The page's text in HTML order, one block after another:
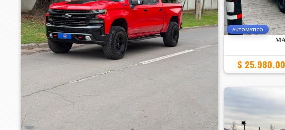
AUTOMATICO
$